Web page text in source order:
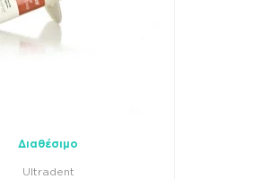
Διαθέσιμο
Ultradent